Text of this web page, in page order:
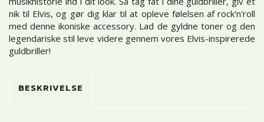
nik til Elvis, og gør dig klar til at opleve følelsen af rock'n'roll
med denne ikoniske accessory. Lad de gyldne toner og den
legendariske stil leve videre gennem vores Elvis-inspirerede
guldbriller!
BESKRIVELSE